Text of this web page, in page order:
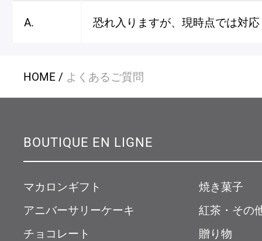
A. 恐れ入りますが、現時点では対
HOME よくあるご質問
BOUTIQUE EN LIGNE
マカロンギフト
アニバーサリーケーキ
チョコレート
焼き菓子
紅茶・その
贈り物